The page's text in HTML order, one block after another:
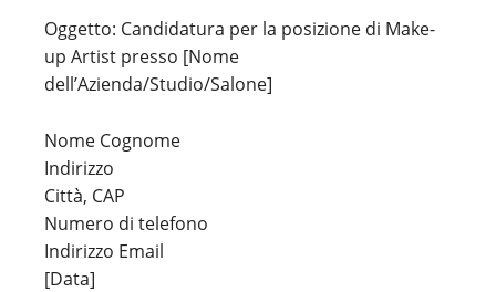
Oggetto: Candidatura per la posizione di Make-
up Artist presso [Nome
dell’Azienda/Studio/Salone]
Nome Cognome
Indirizzo
Città, CAP
Numero di telefono
Indirizzo Email
[Data]